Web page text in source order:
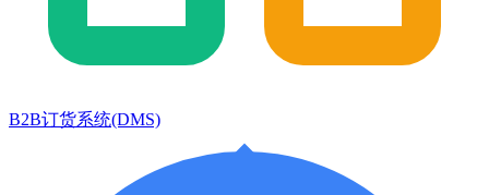
B2B订货系统(DMS)